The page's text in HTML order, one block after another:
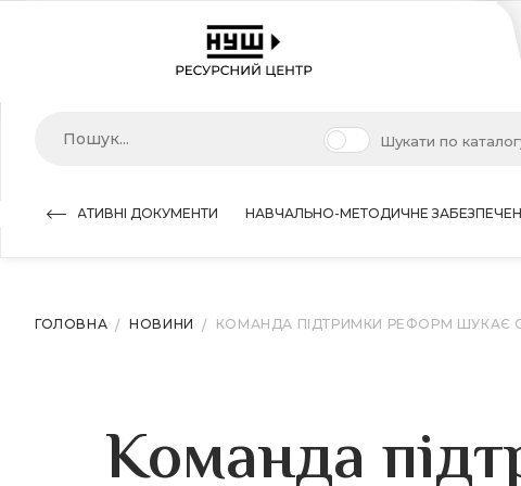
Шукати по
НОРМАТИВНІ ДОКУМЕНТИ НАВЧАЛЬНО-МЕТОДИЧНЕ
ГОЛОВНА НОВИНИ КОМАНДА ПІДТРИМКИ РЕФОРМ ШУКАЄ
Команда